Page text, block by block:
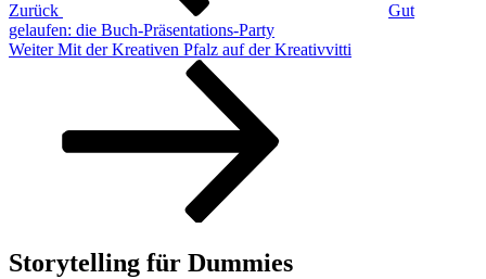
Zurück
Gut
gelaufen: die Buch-Präsentations-Party
Nächster
Weiter Mit der Kreativen Pfalz auf der Kreativvitti
Storytelling für Dummies